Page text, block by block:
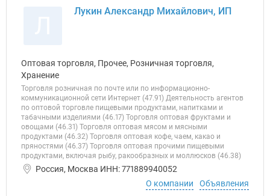
Лукин Александр Михайлович, ИП
Оптовая торговля, Прочее, Розничная торговля,
Хранение
Торговля розничная по почте или по информационно-
коммуникационной сети Интернет (47.91) Деятельность агентов
по оптовой торговле пищевыми продуктами, напитками и
табачными изделиями (46.17) Торговля оптовая фруктами и
овощами (46.31) Торговля оптовая мясом и мясными
продуктами (46.32) Торговля оптовая кофе, чаем, какао и
пряностями (46.37) Торговля оптовая прочими пищевыми
продуктами, включая рыбу, ракообразных и моллюсков (46.38)
Россия, Москва ИНН: 771889940052
О компании
Объявления